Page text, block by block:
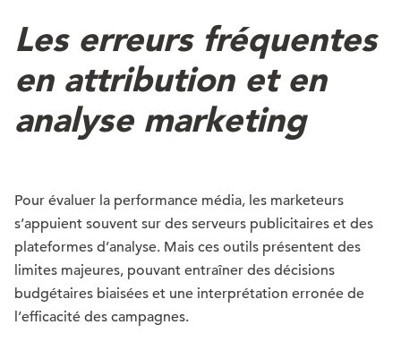
Les erreurs fréquentes
en attribution et en
analyse marketing
Pour évaluer la performance média, les marketeurs
s’appuient souvent sur des serveurs publicitaires et des
plateformes d’analyse. Mais ces outils présentent des
limites majeures, pouvant entraîner des décisions
budgétaires biaisées et une interprétation erronée de
l’efficacité des campagnes.